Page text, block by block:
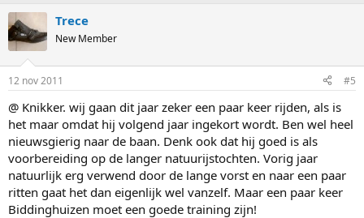
Trece
New Member
12 nov 2011 #5
@ Knikker. wij gaan dit jaar zeker een paar keer rijden, als is
het maar omdat hij volgend jaar ingekort wordt. Ben wel heel
nieuwsgierig naar de baan. Denk ook dat hij goed is als
voorbereiding op de langer natuurijstochten. Vorig jaar
natuurlijk erg verwend door de lange vorst en naar een paar
ritten gaat het dan eigenlijk wel vanzelf. Maar een paar keer
Biddinghuizen moet een goede training zijn!